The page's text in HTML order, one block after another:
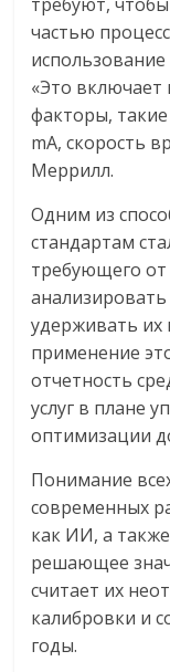
частью
«Это включает
факторы,
mA, скорость
Меррилл.
Одним из
стандартам
требующего
удерживать их
применение
отчетность
услуг в плане
оптимизации
Понимание
современных
как ИИ, а
решающее
считает их
калибровки и
годы.